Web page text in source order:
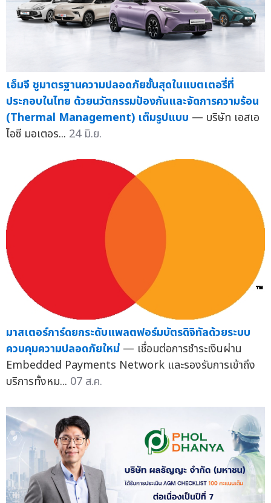
เอ็มจี ชูมาตรฐานความปลอดภัยขั้นสุดในแบตเตอรี่ที่
ประกอบในไทย ด้วยนวัตกรรมป้องกันและจัดการความร้อน
(Thermal Management) เต็มรูปแบบ — บริษัท เอสเอ
ไอซี มอเตอร... 24 มิ.ย.
มาสเตอร์การ์ดยกระดับแพลตฟอร์มบัตรดิจิทัลด้วยระบบ
ควบคุมความปลอดภัยใหม่ — เชื่อมต่อการชำระเงินผ่าน
Embedded Payments Network และรองรับการเข้าถึง
บริการทั้งหม... 07 ส.ค.